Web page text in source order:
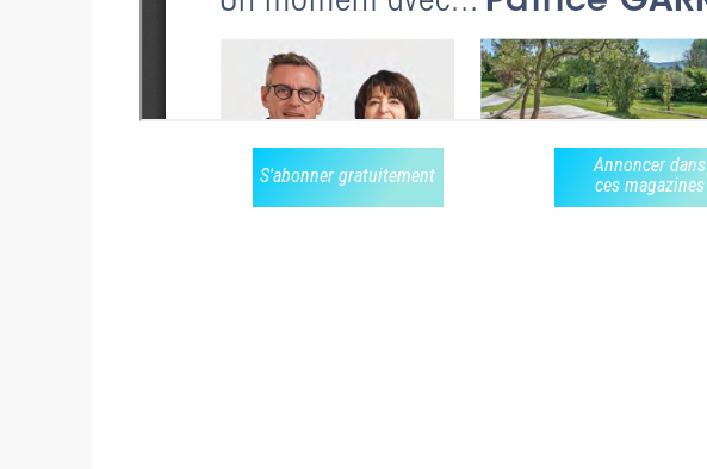
S'abonner gratuitement
Annoncer dans
ces magazines